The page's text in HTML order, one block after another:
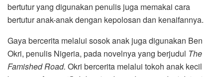
bertutur yang digunakan penulis juga memakai cara
bertutur anak-anak dengan kepolosan dan kenaifannya.
Gaya bercerita melalui sosok anak juga digunakan Ben
Okri, penulis Nigeria, pada novelnya yang berjudul The
Famished Road. Okri bercerita melalui tokoh anak kecil